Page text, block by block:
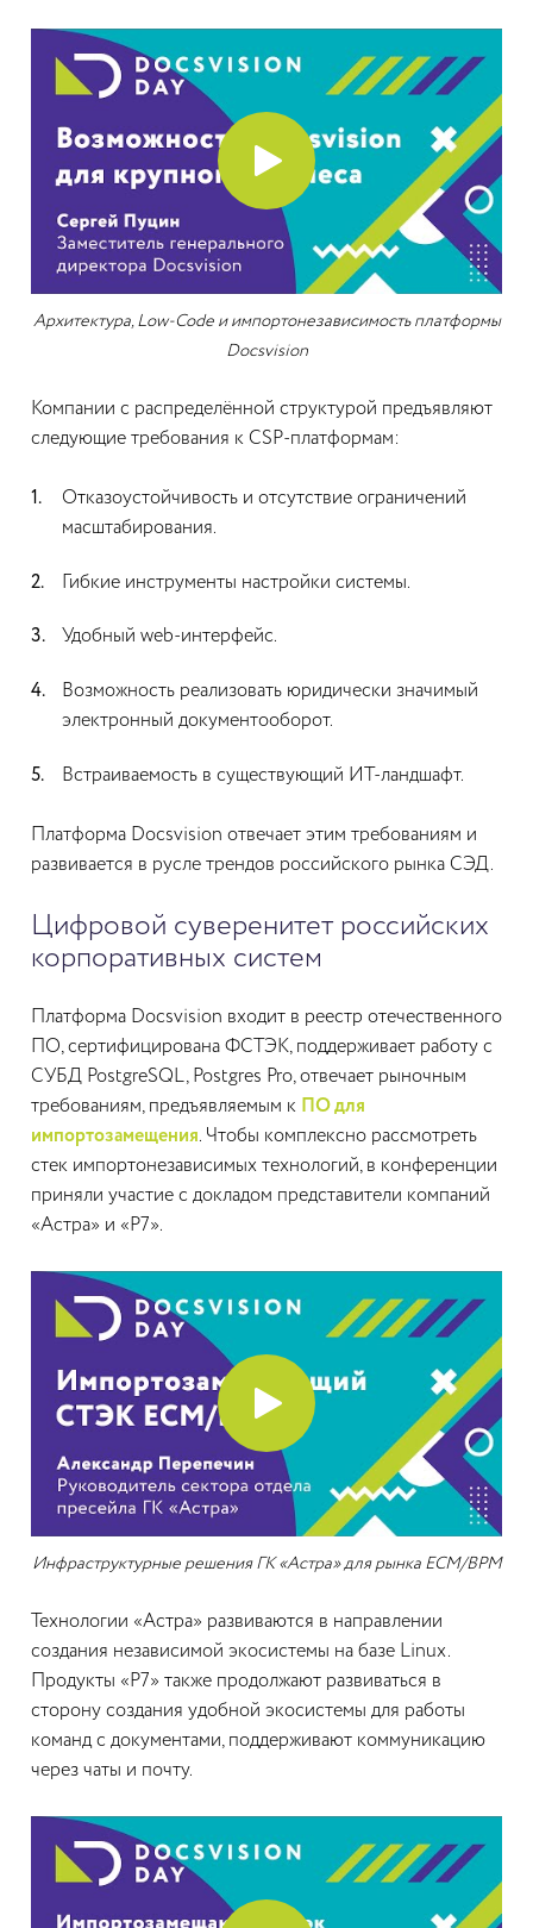
Архитектура, Low-Code и импортонезависимость платформы
Docsvision
Компании с распределённой структурой предъявляют
следующие требования к CSP-платформам:
Отказоустойчивость и отсутствие ограничений
масштабирования.
Гибкие инструменты настройки системы.
Удобный web-интерфейс.
Возможность реализовать юридически значимый
электронный документооборот.
Встраиваемость в существующий ИТ-ландшафт.
Платформа Docsvision отвечает этим требованиям и
развивается в русле трендов российского рынка СЭД.
Цифровой суверенитет российских
корпоративных систем
Платформа Docsvision входит в реестр отечественного
ПО, сертифицирована ФСТЭК, поддерживает работу с
СУБД PostgreSQL, Postgres Pro, отвечает рыночным
требованиям, предъявляемым к
ПО для
импортозамещения. Чтобы комплексно рассмотреть
стек импортонезависимых технологий, в конференции
приняли участие с докладом представители компаний
«Астра» и «Р7».
Инфраструктурные решения ГК «Астра» для рынка ECM/BPM
Технологии «Астра» развиваются в направлении
создания независимой экосистемы на базе Linux.
Продукты «Р7» также продолжают развиваться в
сторону создания удобной экосистемы для работы
команд с документами, поддерживают коммуникацию
через чаты и почту.